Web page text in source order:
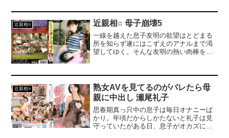
くと成長していたが、なつはいつしか密
かに父に対して親子以上の感情を抱いて
いた。そんな気持ちを押し殺すように毎
日オナニーして自分を慰めていたが、父
親が再婚の話を切り出したある日の夜、
普段はわがままな事を言わないなつの溜
近親相○ 近親相○ 母子崩壊5
一線を越えた息子友明の欲望はとどまる
所を知らず遂にはこずえのアナルまで渇
望してゆく。そんな友明の熱い肉棒を自
の奥底から溢れてくる悦楽により、快感
とは何かということを悟る。
近親相○
熟女AVを見てるのがバレたら母
親に中出し 瀬尾礼子
思春期真っ只中の息子は毎日オナニーば
かり。年頃だからしかたないと礼子は見
守っていたがある日、息子がオカズにし